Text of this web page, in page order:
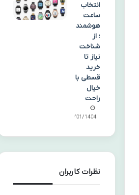
انتخاب
ساعت
هوشمند
؛ از
شناخت
نیاز تا
خرید
قسطی با
خیال
راحت
31/01/1404
نظرات کاربران